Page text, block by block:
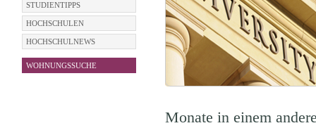
STUDIENTIPPS
HOCHSCHULEN
HOCHSCHULNEWS
WOHNUNGSSUCHE
Monate in einem